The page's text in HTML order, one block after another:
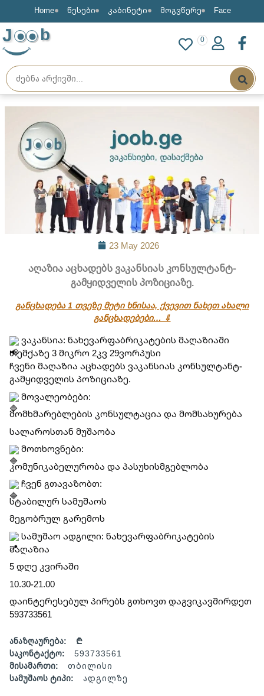
Home წესები კაბინეტი მოგვწერე Face
J b 0
23 May 2026
აღაზია აცხადებს ვაკანსიას კონსულტანტ-
გამყიდველის პოზიციაზე.
განცხადება 1 თვეზე მეტი ხნისაა, ქვევით ნახეთ ახალი
განცხადებები… ⇓
ვაკანსია: ნახევარფაბრიკატების მაღაზიაში
თემქაზე 3 მიკრო 2კვ 29ვორპუსი
ჩვენი მაღაზია აცხადებს ვაკანსიას კონსულტანტ-
გამყიდველის პოზიციაზე.
მოვალეობები:
მომხმარებლების კონსულტაცია და მომსახურება
სალაროსთან მუშაობა
მოთხოვნები:
კომუნიკაბელურობა და პასუხისმგებლობა
ჩვენ გთავაზობთ:
სტაბილურ სამუშაოს
მეგობრულ გარემოს
სამუშაო ადგილი: ნახევარფაბრიკატების
მაღაზია
5 დღე კვირაში
10.30-21.00
დაინტერესებულ პირებს გთხოვთ დაგვიკავშირდეთ
593733561
ანაზღაურება:
₾
საკონტაქტო:
593733561
მისამართი:
თბილისი
სამუშაოს ტიპი:
ადგილზე